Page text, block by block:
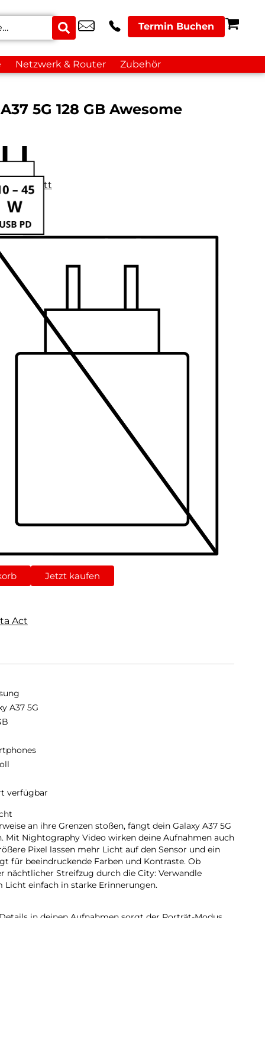
Termin Buchen
Netzwerk & Router Zubehör
5G 128 GB Awesome
Jetzt kaufen
Act
A37 5G
verfügbar
an ihre Grenzen stoßen, fängt dein Galaxy A37 5G
Mit Nightography Video wirken deine Aufnahmen auch
Pixel lassen mehr Licht auf den Sensor und ein
für beeindruckende Farben und Kontraste. Ob
nächtlicher Streifzug durch die City: Verwandle
Licht einfach in starke Erinnerungen.
in deinen Aufnahmen sorgt der Porträt-Modus.
automatisch Elemente wie Hauttöne, Haare,